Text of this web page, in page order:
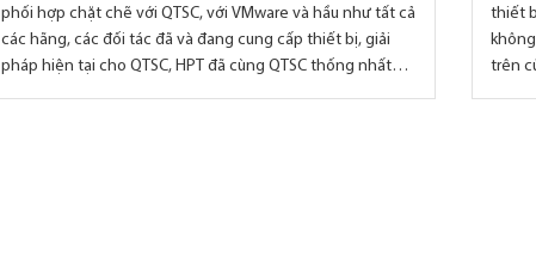
phối hợp chặt chẽ với QTSC, với VMware và hầu như tất cả
các hãng, các đối tác đã và đang cung cấp thiết bị, giải
pháp hiện tại cho QTSC, HPT đã cùng QTSC thống nhất
thiết
trên